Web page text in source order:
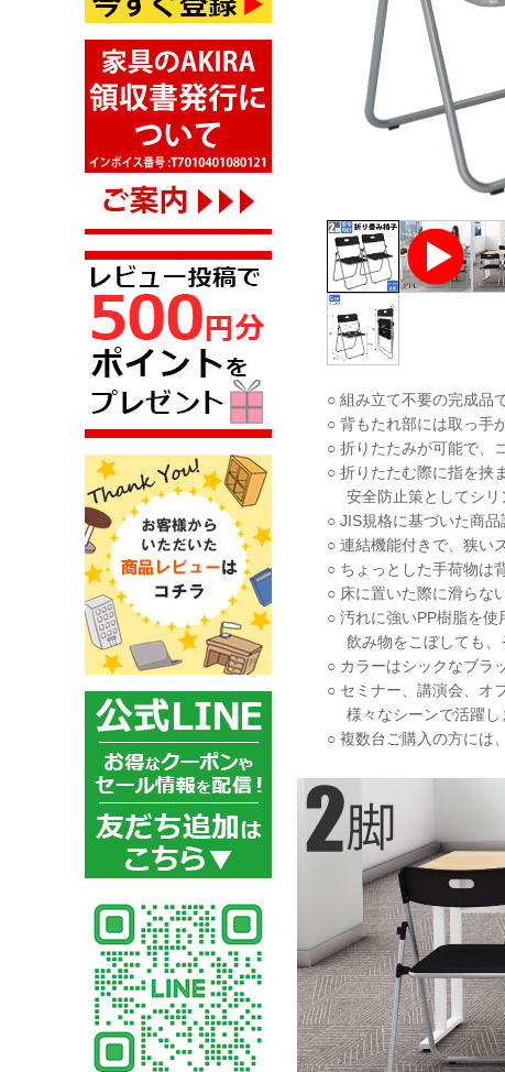
○ 組み立て不要の完成品
○ 背もたれ部には取っ手
○ 折りたたみが可能で、
○ 折りたたむ際に指を挟
安全防止策としてシリ
○ JIS規格に基づいた商品
○ 連結機能付きで、狭い
○ ちょっとした手荷物は
○ 床に置いた際に滑らな
○ 汚れに強いPP樹脂を使
飲み物をこぼしても、
○ カラーはシックなブラ
○ セミナー、講演会、オ
様々なシーンで活躍し
○ 複数台ご購入の方には